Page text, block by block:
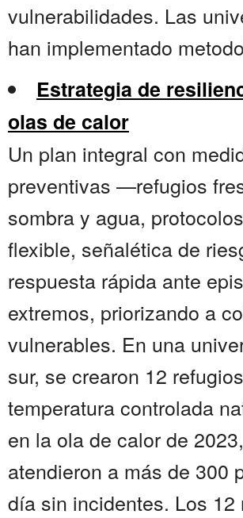
vulnerabilidades. Las
han implementado
Estrategia de
olas de calor
Un plan integral con
preventivas —refugios
sombra y agua,
flexible, señalética de
respuesta rápida ante
extremos, priorizando a
vulnerables. En una
sur, se crearon 12
temperatura controlada
en la ola de calor de
atendieron a más de 300
día sin incidentes. Los 12